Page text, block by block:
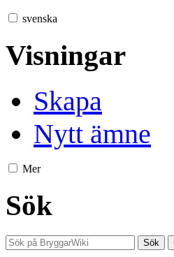
svenska
Visningar
Skapa
Nytt ämne
Mer
Sök